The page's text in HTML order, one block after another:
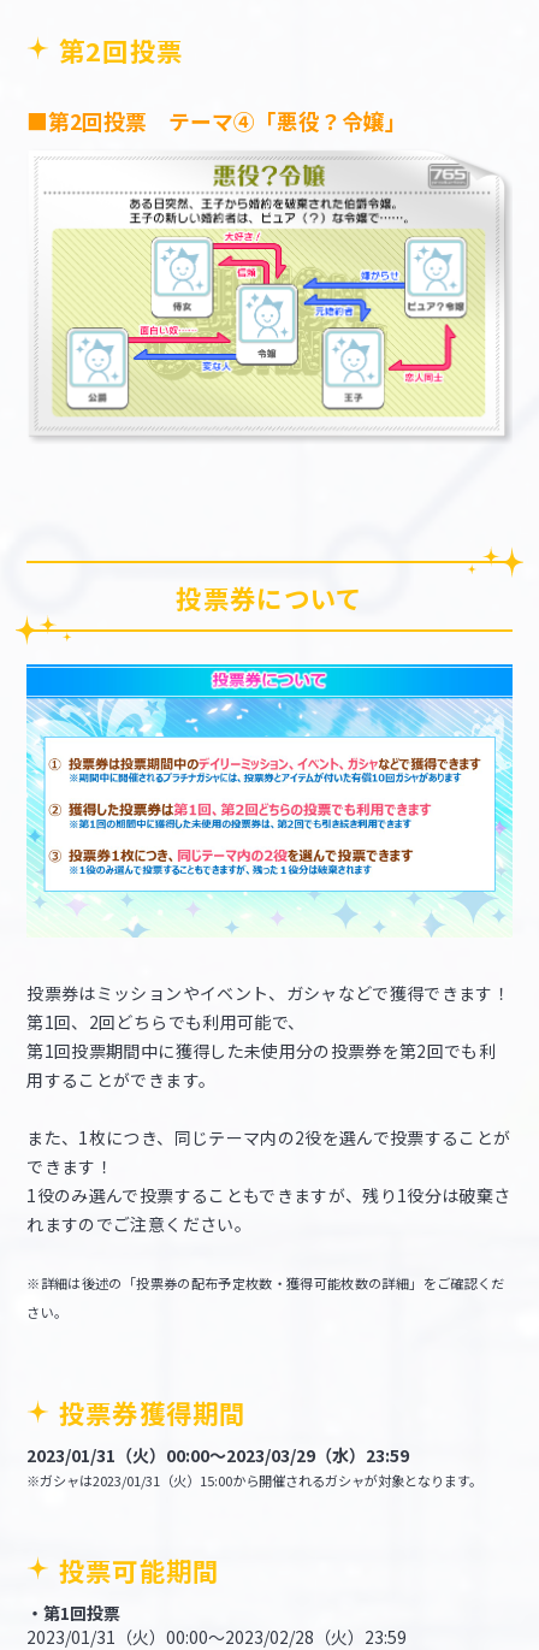
第2回投票
■第2回投票 テーマ④「悪役？令嬢」
投票券について
投票券はミッションやイベント、ガシャなどで獲得できます！
第1回、2回どちらでも利用可能で、
第1回投票期間中に獲得した未使用分の投票券を第2回でも利
用することができます。
また、1枚につき、同じテーマ内の2役を選んで投票することが
できます！
1役のみ選んで投票することもできますが、残り1役分は破棄さ
れますのでご注意ください。
※詳細は後述の「投票券の配布予定枚数・獲得可能枚数の詳細」をご確認くだ
さい。
投票券獲得期間
2023/01/31（火）00:00～2023/03/29（水）23:59
※ガシャは2023/01/31（火）15:00から開催されるガシャが対象となります。
投票可能期間
・第1回投票
2023/01/31（火）00:00～2023/02/28（火）23:59